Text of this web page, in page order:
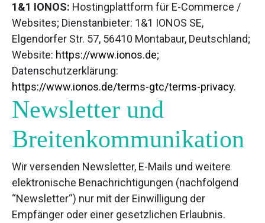
1&1 IONOS: Hostingplattform für E-Commerce /
Websites; Dienstanbieter: 1&1 IONOS SE,
Elgendorfer Str. 57, 56410 Montabaur, Deutschland;
Website: https://www.ionos.de;
Datenschutzerklärung:
https://www.ionos.de/terms-gtc/terms-privacy.
Newsletter und
Breitenkommunikation
Wir versenden Newsletter, E-Mails und weitere
elektronische Benachrichtigungen (nachfolgend
“Newsletter“) nur mit der Einwilligung der
Empfänger oder einer gesetzlichen Erlaubnis.